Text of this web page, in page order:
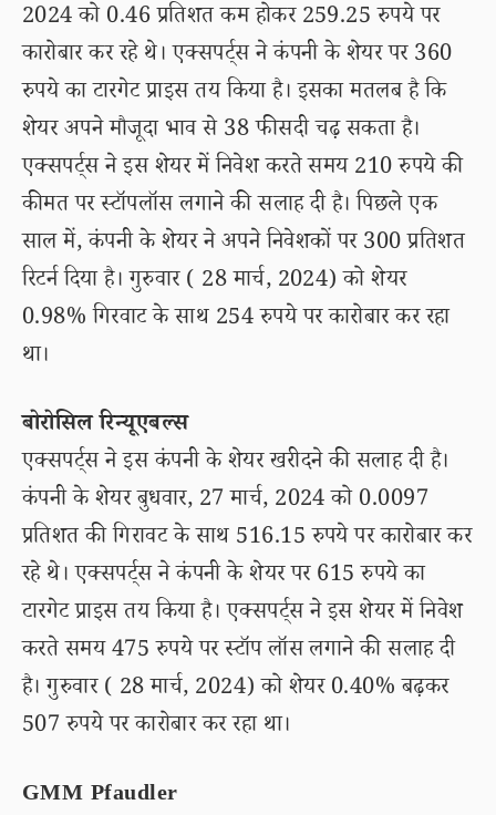
2024 को 0.46 प्रतिशत कम होकर 259.25 रुपये पर
कारोबार कर रहे थे। एक्सपर्ट्स ने कंपनी के शेयर पर 360
रुपये का टारगेट प्राइस तय किया है। इसका मतलब है कि
शेयर अपने मौजूदा भाव से 38 फीसदी चढ़ सकता है।
एक्सपर्ट्स ने इस शेयर में निवेश करते समय 210 रुपये की
कीमत पर स्टॉपलॉस लगाने की सलाह दी है। पिछले एक
साल में, कंपनी के शेयर ने अपने निवेशकों पर 300 प्रतिशत
रिटर्न दिया है। गुरुवार ( 28 मार्च, 2024) को शेयर
0.98% गिरवाट के साथ 254 रुपये पर कारोबार कर रहा
था।
बोरोसिल रिन्यूएबल्स
एक्सपर्ट्स ने इस कंपनी के शेयर खरीदने की सलाह दी है।
कंपनी के शेयर बुधवार, 27 मार्च, 2024 को 0.0097
प्रतिशत की गिरावट के साथ 516.15 रुपये पर कारोबार कर
रहे थे। एक्सपर्ट्स ने कंपनी के शेयर पर 615 रुपये का
टारगेट प्राइस तय किया है। एक्सपर्ट्स ने इस शेयर में निवेश
करते समय 475 रुपये पर स्टॉप लॉस लगाने की सलाह दी
है। गुरुवार ( 28 मार्च, 2024) को शेयर 0.40% बढ़कर
507 रुपये पर कारोबार कर रहा था।
GMM Pfaudler